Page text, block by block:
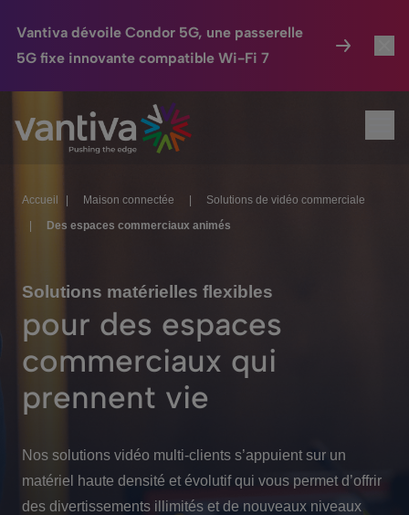
Vantiva dévoile Condor 5G, une passerelle
5G fixe innovante compatible Wi-Fi 7
Passer au contenu principal
Maison Connectée
HomeSight
Entreprise
Relations Investisseurs
Accueil Maison connectée
Solutions de vidéo commerciale
Des espaces commerciaux animés
Solutions matérielles flexibles
pour des espaces
commerciaux qui
prennent vie
Nos solutions vidéo multi-clients s’appuient sur un
matériel haute densité et évolutif qui vous permet d’offrir
des divertissements illimités et de nouveaux niveaux